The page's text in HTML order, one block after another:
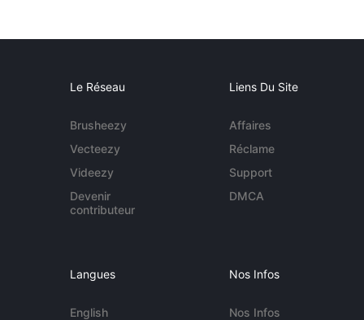
Le Réseau
Brusheezy
Vecteezy
Videezy
Devenir
contributeur
Liens Du Site
Affaires
Réclame
Support
DMCA
Langues
English
Nos Infos
Nos Infos